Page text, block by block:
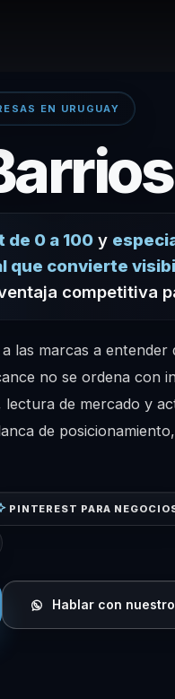
EN URUGUAY
de 0 a 100y
que convierte
competitiva
las marcas a entender
no se ordena con
de mercado y
de
PINTEREST PARA
Hablar con